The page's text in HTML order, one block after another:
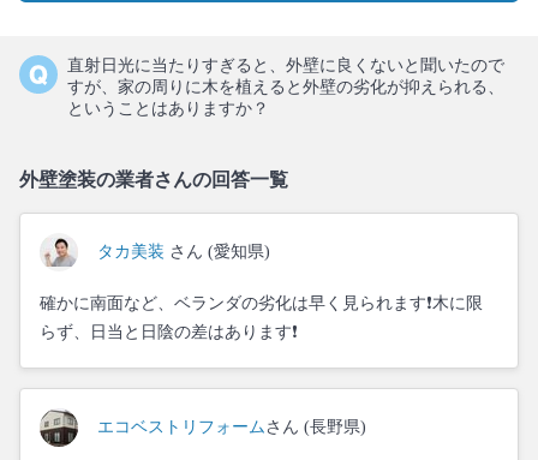
直射日光に当たりすぎると、外壁に良くないと聞いたので
すが、家の周りに木を植えると外壁の劣化が抑えられる、
ということはありますか？
外壁塗装の業者さんの回答一覧
タカ美装 さん (愛知県)
確かに南面など、ベランダの劣化は早く見られます❗木に限
らず、日当と日陰の差はあります❗
エコベストリフォーム さん (長野県)